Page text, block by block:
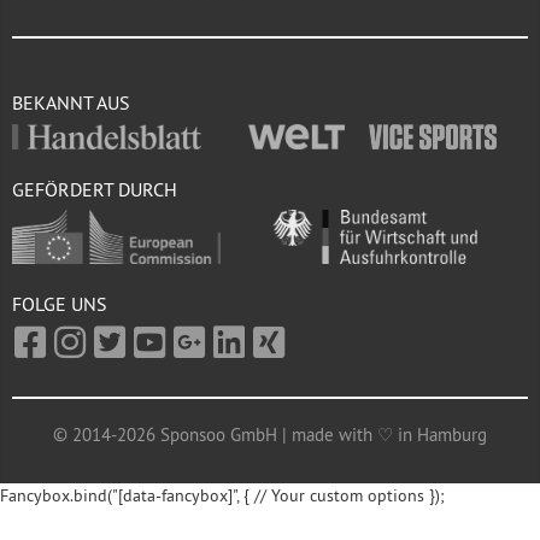
BEKANNT AUS
GEFÖRDERT DURCH
FOLGE UNS
© 2014-2026 Sponsoo GmbH | made with ♡ in Hamburg
Fancybox.bind("[data-fancybox]", { // Your custom options });